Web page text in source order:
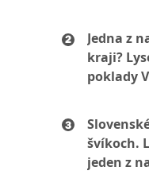
Jedna z
kraji?
poklady
švíkoch.
jeden z